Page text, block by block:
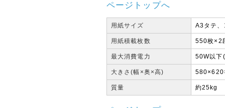
ページトップへ
用紙サイズ A3タテ
用紙積載枚数 550枚×2
最大消費電力 50W以下
大きさ(幅×奥×高)
質量 約25kg